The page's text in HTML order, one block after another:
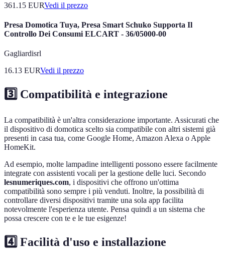
361.15 EURVedi il prezzo
Presa Domotica Tuya, Presa Smart Schuko Supporta Il
Controllo Dei Consumi ELCART - 36/05000-00
Gagliardisrl
16.13 EURVedi il prezzo
3️⃣ Compatibilità e integrazione
La compatibilità è un'altra considerazione importante. Assicurati che
il dispositivo di domotica scelto sia compatibile con altri sistemi già
presenti in casa tua, come Google Home, Amazon Alexa o Apple
HomeKit.
Ad esempio, molte lampadine intelligenti possono essere facilmente
integrate con assistenti vocali per la gestione delle luci. Secondo
lesnumeriques.com, i dispositivi che offrono un'ottima
compatibilità sono sempre i più venduti. Inoltre, la possibilità di
controllare diversi dispositivi tramite una sola app facilita
notevolmente l'esperienza utente. Pensa quindi a un sistema che
possa crescere con te e le tue esigenze!
4️⃣ Facilità d'uso e installazione